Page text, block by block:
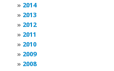
2014
2013
2012
2011
2010
2009
2008